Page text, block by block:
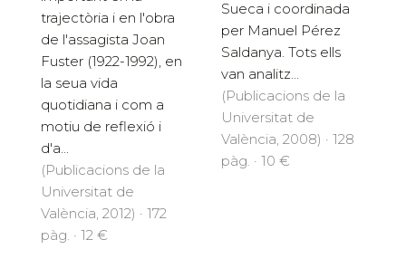
trajectòria i en l'obra
de l'assagista Joan
Fuster (1922-1992), en
la seua vida
quotidiana i com a
motiu de reflexió i
d'a...
(Publicacions de la
Universitat de
València, 2012) · 172
pàg. · 12 €
Sueca i coordinada
per Manuel Pérez
Saldanya. Tots ells
van analitz...
(Publicacions de la
Universitat de
València, 2008) · 128
pàg. · 10 €